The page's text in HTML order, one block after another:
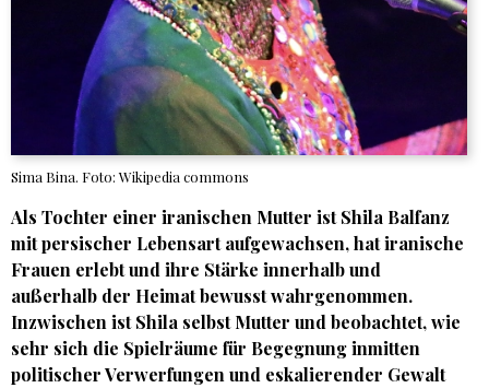
Sima Bina. Foto: Wikipedia commons
Als Tochter einer iranischen Mutter istShila Balfanz
mit persischer Lebensart aufgewachsen, hat iranische
Frauen erlebt und ihre Stärke innerhalb und
außerhalb der Heimat bewusst wahrgenommen.
Inzwischen ist Shila selbst Mutter und beobachtet, wie
sehr sich die Spielräume für Begegnung inmitten
politischer Verwerfungen und eskalierender Gewalt